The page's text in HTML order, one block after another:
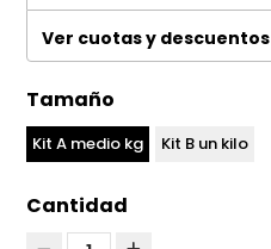
Ver cuotas y descuentos
Tamaño
Kit A medio kg Kit B un kilo
Cantidad